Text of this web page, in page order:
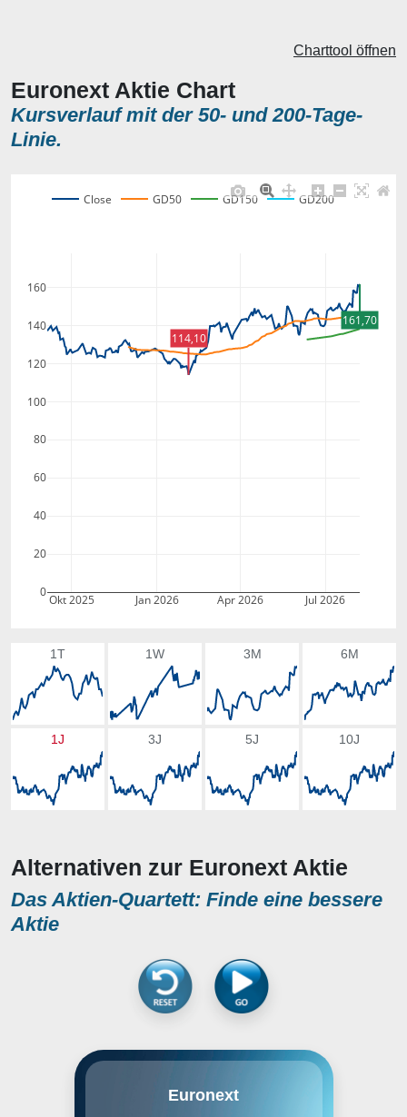
Euronext Aktie Chart
Kursverlauf mit der 50- und 200-Tage-
Linie.
Charttool öffnen
Okt 2025 Jan 2026 Apr 2026 Jul 2026
0
20
40
60
80
100
120
140
160
Close GD50 GD150 GD200
161,70
114,10
1T 1W 3M 6M
1J 3J 5J 10J
Alternativen zur Euronext Aktie
Das Aktien-Quartett: Finde eine bessere
Aktie
Euronext
operation of equity, fixed income